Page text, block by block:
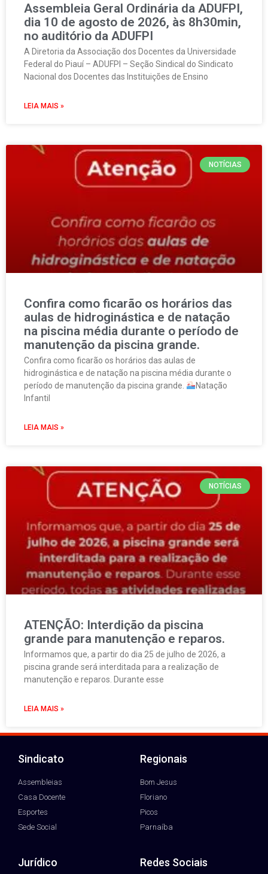
Assembleia Geral Ordinária da ADUFPI,
dia 10 de agosto de 2026, às 8h30min,
no auditório da ADUFPI
A Diretoria da Associação dos Docentes da Universidade
Federal do Piauí – ADUFPI – Seção Sindical do Sindicato
Nacional dos Docentes das Instituições de Ensino
LEIA MAIS »
NOTÍCIAS
Confira como ficarão os horários das
aulas de hidroginástica e de natação
na piscina média durante o período de
manutenção da piscina grande.
Confira como ficarão os horários das aulas de
hidroginástica e de natação na piscina média durante o
período de manutenção da piscina grande.
Natação
Infantil
LEIA MAIS »
NOTÍCIAS
ATENÇÃO: Interdição da piscina
grande para manutenção e reparos.
Informamos que, a partir do dia 25 de julho de 2026, a
piscina grande será interditada para a realização de
manutenção e reparos. Durante esse
LEIA MAIS »
Sindicato
Assembleias
Casa Docente
Esportes
Sede Social
Regionais
Bom Jesus
Floriano
Picos
Parnaíba
Jurídico Redes Sociais